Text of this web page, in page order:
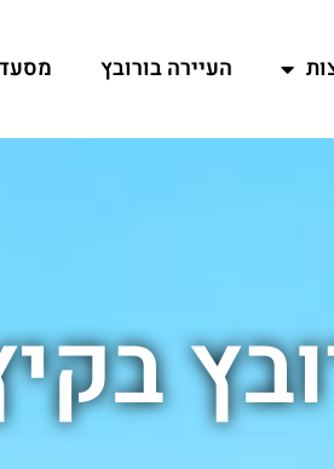
העיירה בורובץ